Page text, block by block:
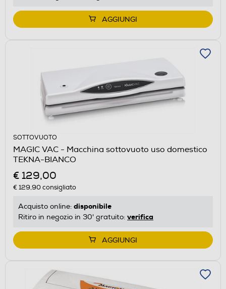
AGGIUNGI
SOTTOVUOTO
MAGIC VAC - Macchina sottovuoto uso domestico
TEKNA-BIANCO
€ 129,00
€ 129,90consigliato
Acquisto online: disponibile
Ritiro in negozio in 30' gratuito: verifica
AGGIUNGI